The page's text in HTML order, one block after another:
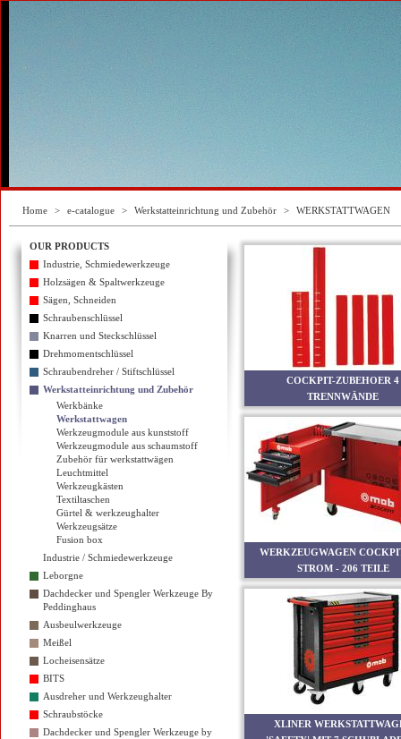
Home > e-catalogue > Werkstatteinrichtung und Zubehör > WERKSTATTWAGEN
OUR PRODUCTS
Industrie, Schmiedewerkzeuge
Holzsägen & Spaltwerkzeuge
Sägen, Schneiden
Schraubenschlüssel
Knarren und Steckschlüssel
Drehmomentschlüssel
Schraubendreher / Stiftschlüssel
Werkstatteinrichtung und Zubehör
Werkbänke
Werkstattwagen
Werkzeugmodule aus kunststoff
Werkzeugmodule aus schaumstoff
Zubehör für werkstattwägen
Leuchtmittel
Werkzeugkästen
Textiltaschen
Gürtel & werkzeughalter
Werkzeugsätze
Fusion box
Industrie / Schmiedewerkzeuge
Leborgne
Dachdecker und Spengler Werkzeuge By
Peddinghaus
Ausbeulwerkzeuge
Meißel
Locheisensätze
BITS
Ausdreher und Werkzeughalter
Schraubstöcke
Dachdecker und Spengler Werkzeuge by
COCKPIT-ZUBEHOER 4
TRENNWÄNDE
WERKZEUGWAGEN
STROM - 206 TEILE
XLINER